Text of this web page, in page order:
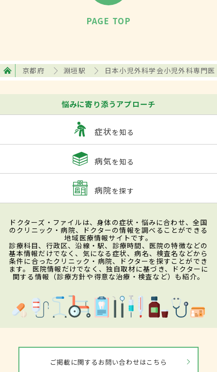
PAGE TOP
京都府 淵垣駅 日本小児外科学会小児外科専門医
悩みに寄り添うアプローチ
症状を知る
病気を知る
病院を探す
ドクターズ・ファイルは、身体の症状・悩みに合わせ、全国
のクリニック・病院、ドクターの情報を調べることができる
地域医療情報サイトです。
診療科目、行政区、沿線・駅、診療時間、医院の特徴などの
基本情報だけでなく、気になる症状、病名、検査名などから
条件に合ったクリニック・病院、ドクターを探すことができ
ます。 医院情報だけでなく、独自取材に基づき、ドクターに
関する情報（診療方針や得意な治療・検査など）も紹介。
ご掲載に関するお問い合わせはこちら